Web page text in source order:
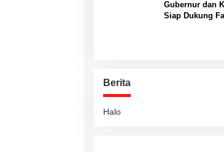
Gubernur dan
Siap Dukung
Berita
Halo